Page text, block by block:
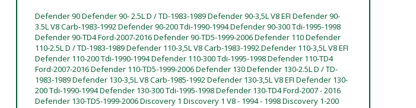
Defender 90 Defender 90- 2.5L D / TD-1983-1989 Defender 90-3,5L V8 EFI Defender 90-
3.5L V8 Carb-1983-1992 Defender 90-200 Tdi-1990-1994 Defender 90-300 Tdi-1995-1998
Defender 90-TD4 Ford-2007-2016 Defender 90-TD5-1999-2006 Defender 110 Defender
110-2.5L D / TD-1983-1989 Defender 110-3,5L V8 Carb-1983-1992 Defender 110-3,5L V8 EFI
Defender 110-200 Tdi-1990-1994 Defender 110-300 Tdi-1995-1998 Defender 110-TD4
Ford-2007-2016 Defender 110-TD5-1999-2006 Defender 130 Defender 130-2.5L D / TD-
1983-1989 Defender 130-3,5L V8 Carb-1985-1992 Defender 130-3,5L V8 EFI Defender 130-
200 Tdi-1990-1994 Defender 130-300 Tdi-1995-1998 Defender 130-TD4 Ford-2007 - 2016
Defender 130-TD5-1999-2006 Discovery 1 Discovery 1 V8 - 1994 - 1998 Discovery 1-200